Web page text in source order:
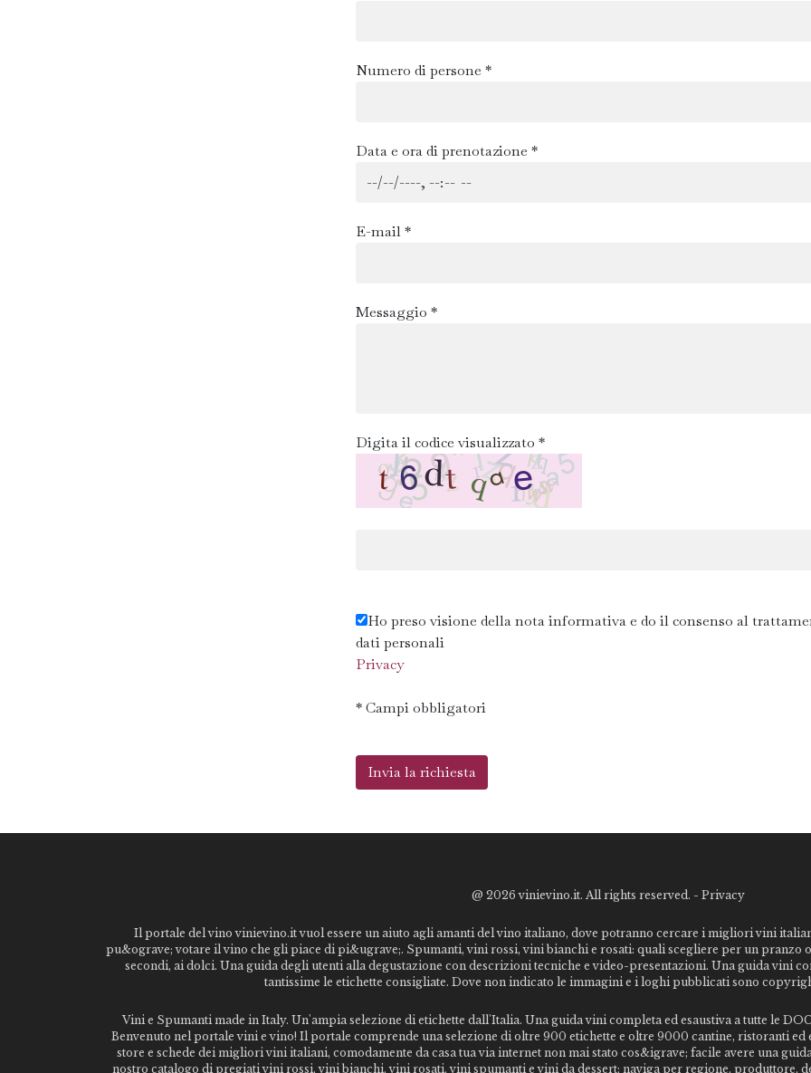
Numero di persone *
Data e ora di prenotazione *
E-mail *
Messaggio *
Digita il codice visualizzato *
Ho preso visione della nota informativa e do il consenso al
dati personali
Privacy
* Campi obbligatori
@ 2026 vinievino.it. All rights reserved. - Privacy
Il portale del vino vinievino.it vuol essere un aiuto agli amanti del vino italiano, dove potranno cercare i migliori vini
pu&ograve; votare il vino che gli piace di pi&ugrave;. Spumanti, vini rossi, vini bianchi e rosati: quali scegliere per un pranzo
secondi, ai dolci. Una guida degli utenti alla degustazione con descrizioni tecniche e video-presentazioni. Una guida vini
tantissime le etichette consigliate. Dove non indicato le immagini e i loghi pubblicati sono
Vini e Spumanti made in Italy. Un'ampia selezione di etichette dall'Italia. Una guida vini completa ed esaustiva a tutte le
Benvenuto nel portale vini e vino! Il portale comprende una selezione di oltre 900 etichette e oltre 9000 cantine, ristoranti ed
store e schede dei migliori vini italiani, comodamente da casa tua via internet non mai stato cos&igrave; facile avere una
nostro catalogo di pregiati vini rossi, vini bianchi, vini rosati, vini spumanti e vini da dessert; naviga per regione, produttore,